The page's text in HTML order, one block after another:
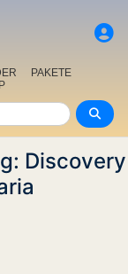
PAKETE
Discovery